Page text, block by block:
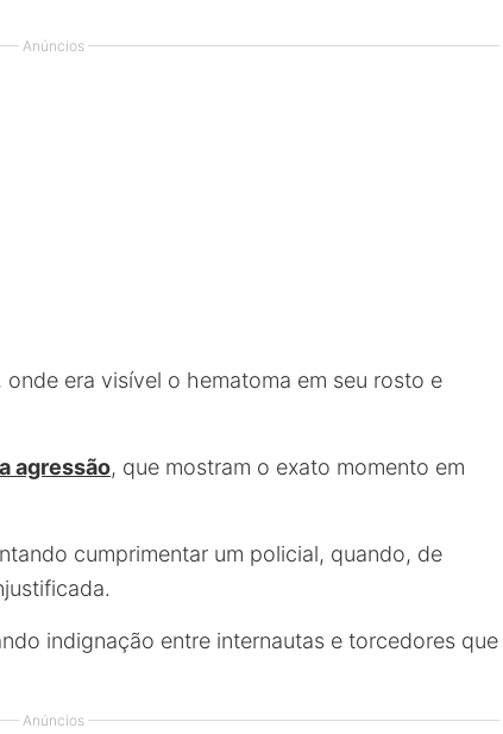
Anúncios
, onde era visível o hematoma em seu rosto e
agressão, que mostram o exato momento em
cumprimentar um policial, quando, de
indignação entre internautas e torcedores que
Anúncios